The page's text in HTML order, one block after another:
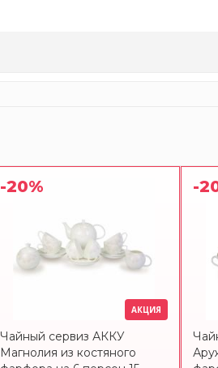
-20%
АКЦИЯ
Чайный сервиз АККУ
Магнолия из костяного
-